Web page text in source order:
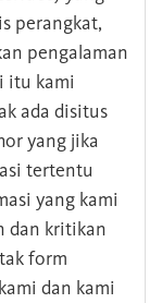
perangkat,
pengalaman
itu kami
ada disitus
yang jika
tertentu
yang kami
dan kritikan
form
dan kami